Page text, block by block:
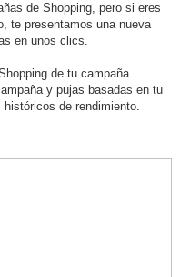
de Shopping, pero si eres
te presentamos una nueva
en unos clics.
de tu campaña
y pujas basadas en tu
de rendimiento.